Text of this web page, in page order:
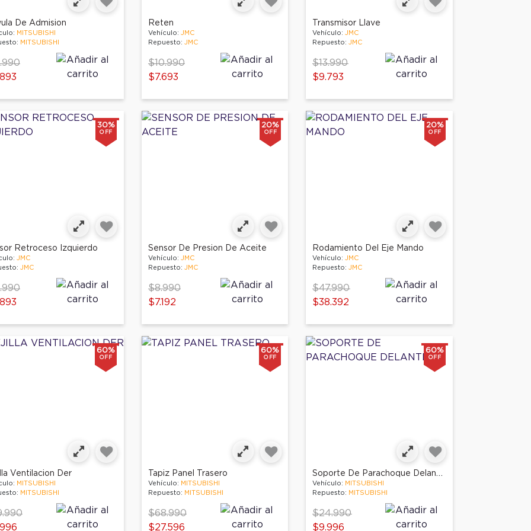
De Admision
MITSUBISHI
MITSUBISHI
reduced from
to
Reten
Vehículo: JMC
Repuesto: JMC
Price reduced from
$10.990to
$7.693
Transmisor Llave
Vehículo:JMC
Repuesto:JMC
Price reduced from
$13.990to
$9.793
30%
OFF
Retroceso Izquierdo
JMC
JMC
reduced from
to
20%
OFF
Sensor De Presion De Aceite
Vehículo: JMC
Repuesto: JMC
Price reduced from
$8.990to
$7.192
20%
OFF
Rodamiento Del Eje Mando
Vehículo:JMC
Repuesto:JMC
Price reduced from
$47.990to
$38.392
60%
OFF
Ventilacion Der
MITSUBISHI
MITSUBISHI
reduced from
to
60%
OFF
Tapiz Panel Trasero
Vehículo: MITSUBISHI
Repuesto: MITSUBISHI
Price reduced from
$68.990to
$27.596
60%
OFF
Soporte De Parachoque Delantero
Vehículo: MITSUBISHI
Repuesto: MITSUBISHI
Price reduced from
$24.990to
$9.996